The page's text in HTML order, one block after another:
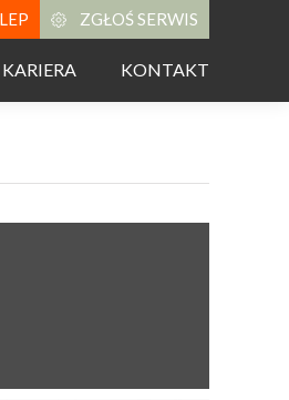
ZGŁOŚ SERWIS
KARIERA KONTAKT